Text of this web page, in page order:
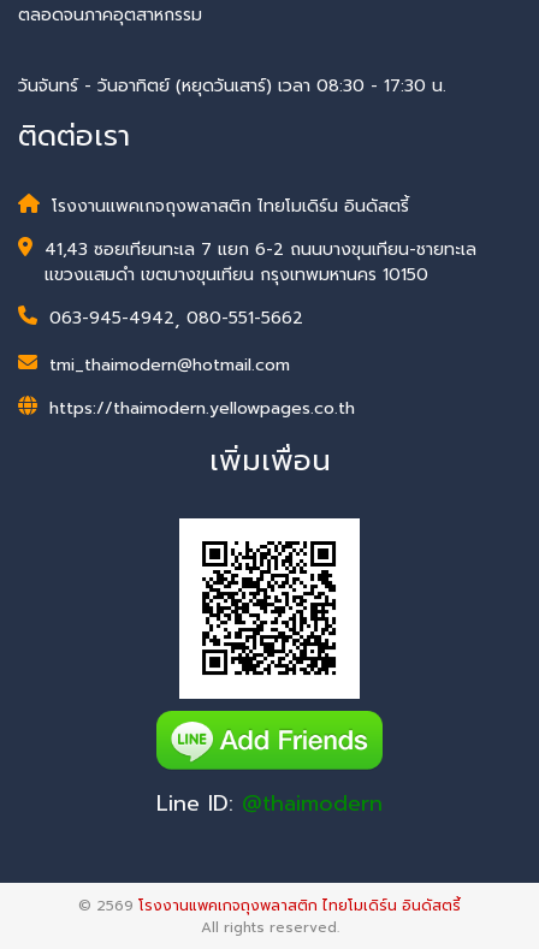
ตลอดจนภาคอุตสาหกรรม
วันจันทร์ - วันอาทิตย์ (หยุดวันเสาร์) เวลา 08:30 - 17:30 น.
ติดต่อเรา
โรงงานแพคเกจถุงพลาสติก ไทยโมเดิร์น อินดัสตรี้
41,43 ซอยเทียนทะเล 7 แยก 6-2 ถนนบางขุนเทียน-ชายทะเล
แขวงแสมดำ เขตบางขุนเทียน กรุงเทพมหานคร 10150
063-945-4942, 080-551-5662
tmi_thaimodern@hotmail.com
https://thaimodern.yellowpages.co.th
เพิ่มเพื่อน
Line ID: @thaimodern
© 2569 โรงงานแพคเกจถุงพลาสติก ไทยโมเดิร์น อินดัสตรี้
All rights reserved.